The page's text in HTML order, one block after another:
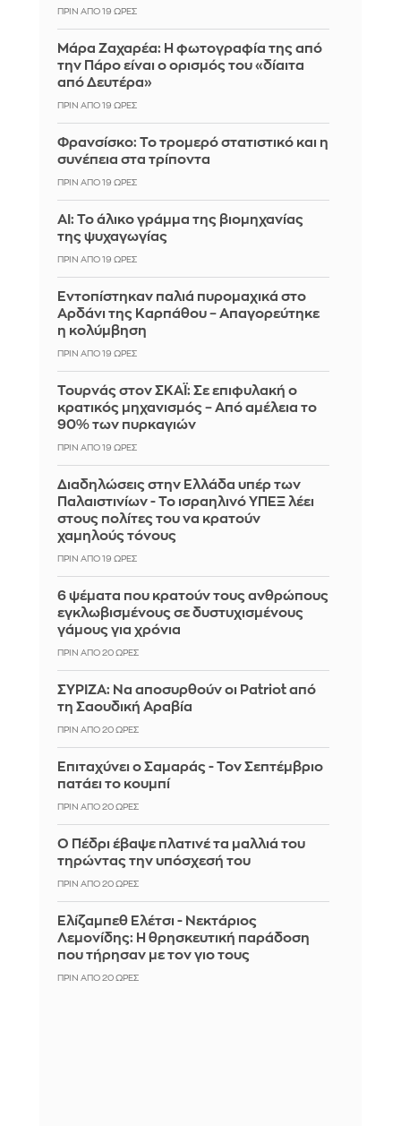
ΠΡΙΝ ΑΠΌ 19 ΏΡΕΣ
Μάρα Ζαχαρέα: Η φωτογραφία της από
την Πάρο είναι ο ορισμός του «δίαιτα
από Δευτέρα»
ΠΡΙΝ ΑΠΌ 19 ΏΡΕΣ
Φρανσίσκο: Το τρομερό στατιστικό και η
συνέπεια στα τρίποντα
ΠΡΙΝ ΑΠΌ 19 ΏΡΕΣ
AI: Το άλικο γράμμα της βιομηχανίας
της ψυχαγωγίας
ΠΡΙΝ ΑΠΌ 19 ΏΡΕΣ
Εντοπίστηκαν παλιά πυρομαχικά στο
Αρδάνι της Καρπάθου – Απαγορεύτηκε
η κολύμβηση
ΠΡΙΝ ΑΠΌ 19 ΏΡΕΣ
Τουρνάς στον ΣΚΑΪ: Σε επιφυλακή ο
κρατικός μηχανισμός – Από αμέλεια το
90% των πυρκαγιών
ΠΡΙΝ ΑΠΌ 19 ΏΡΕΣ
Διαδηλώσεις στην Ελλάδα υπέρ των
Παλαιστινίων - Το ισραηλινό ΥΠΕΞ λέει
στους πολίτες του να κρατούν
χαμηλούς τόνους
ΠΡΙΝ ΑΠΌ 19 ΏΡΕΣ
6 ψέματα που κρατούν τους ανθρώπους
εγκλωβισμένους σε δυστυχισμένους
γάμους για χρόνια
ΠΡΙΝ ΑΠΌ 20 ΏΡΕΣ
ΣΥΡΙΖΑ: Να αποσυρθούν οι Patriot από
τη Σαουδική Αραβία
ΠΡΙΝ ΑΠΌ 20 ΏΡΕΣ
Επιταχύνει ο Σαμαράς - Τον Σεπτέμβριο
πατάει το κουμπί
ΠΡΙΝ ΑΠΌ 20 ΏΡΕΣ
Ο Πέδρι έβαψε πλατινέ τα μαλλιά του
τηρώντας την υπόσχεσή του
ΠΡΙΝ ΑΠΌ 20 ΏΡΕΣ
Ελίζαμπεθ Ελέτσι - Νεκτάριος
Λεμονίδης: Η θρησκευτική παράδοση
που τήρησαν με τον γιο τους
ΠΡΙΝ ΑΠΌ 20 ΏΡΕΣ